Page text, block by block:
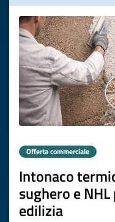
Offerta commerciale
Intonaco
sughero e
edilizia